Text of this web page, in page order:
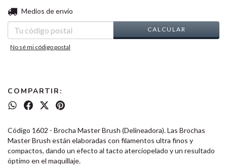
Entregas para el CP:
Medios de envío
CALCULAR
No sé mi código postal
COMPARTIR:
Código 1602 - Brocha Master Brush (Delineadora). Las Brochas
Master Brush están elaboradas con filamentos ultra finos y
compactos, dando un efecto al tacto aterciopelado y un resultado
óptimo en el maquillaje.